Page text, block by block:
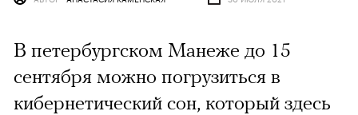
В петербургском Манеже до 15
сентября можно погрузиться в
кибернетический сон, который здесь